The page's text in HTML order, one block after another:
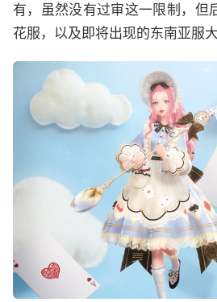
有，虽然没有过审这一限制，但
花服，以及即将出现的东南亚服